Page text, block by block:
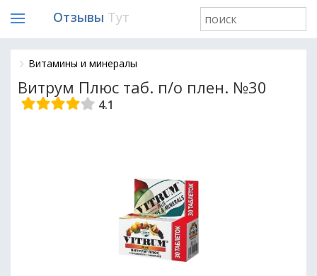
Отзывы Тут
Витамины и минералы
Витрум Плюс таб. п/о плен. №30
4.1